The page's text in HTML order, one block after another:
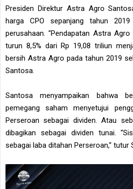
Presiden Direktur Astra Agro
harga CPO sepanjang tahun
perusahaan. “Pendapatan Astra
turun 8,5% dari Rp 19,08 triliun
bersih Astra Agro pada tahun 2019
Santosa.
Santosa menyampaikan bahwa
pemegang saham menyetujui
Perseroan sebagai dividen. Atau
dibagikan sebagai dividen tunai.
sebagai laba ditahan Perseroan,” tutur